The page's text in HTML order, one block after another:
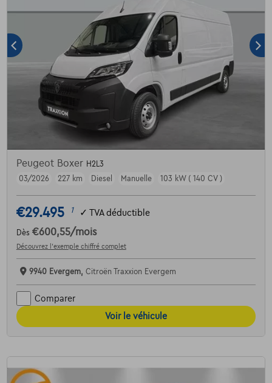
Peugeot Boxer H2L3
03/2026
227 km Diesel Manuelle 103 kW ( 140 CV )
€29.495 1 ✓ TVA déductible
Dès €600,55/mois
Découvrez l’exemple chiffré complet
9940 Evergem, Citroën Traxxion Evergem
Comparer
Voir le véhicule